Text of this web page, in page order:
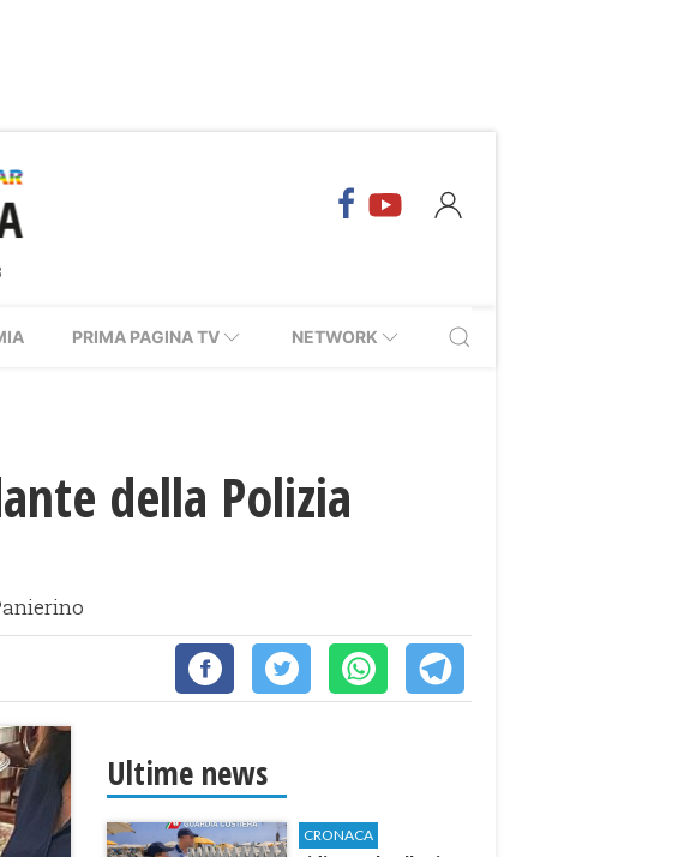
PRIMA PAGINA TV NETWORK
della Polizia
Ultime news
CRONACA